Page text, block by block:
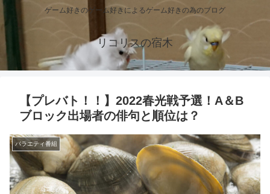
ゲーム好きのゲーム好きによるゲーム好きの為のブログ
リコリスの宿木
【プレバト！！】2022春光戦予選！A＆B
ブロック出場者の俳句と順位は？
バラエティ番組